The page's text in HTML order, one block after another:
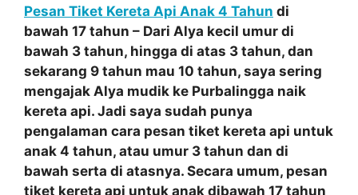
Pesan Tiket Kereta Api Anak 4 Tahun di
bawah 17 tahun – Dari Alya kecil umur di
bawah 3 tahun, hingga di atas 3 tahun, dan
sekarang 9 tahun mau 10 tahun, saya sering
mengajak Alya mudik ke Purbalingga naik
kereta api. Jadi saya sudah punya
pengalaman cara pesan tiket kereta api untuk
anak 4 tahun, atau umur 3 tahun dan di
bawah serta di atasnya. Secara umum, pesan
tiket kereta api untuk anak dibawah 17 tahun